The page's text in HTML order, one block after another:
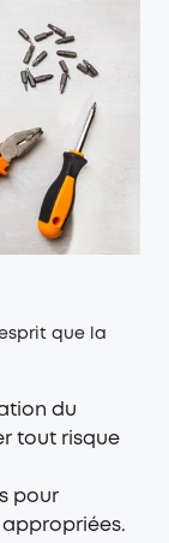
que la
du
tout risque
pour